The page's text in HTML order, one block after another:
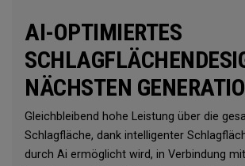
AI-OPTIMIERTES
NÄCHSTEN
Gleichbleibend hohe Leistung über die
Schlagfläche, dank intelligenter
durch Ai ermöglicht wird, in Verbindung